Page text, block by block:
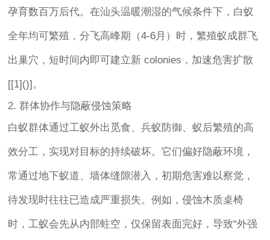
孕育数百万后代。在汕头温暖潮湿的气候条件下，白蚁
全年均可繁殖，分飞高峰期（4-6月）时，繁殖蚁成群飞
出巢穴，短时间内即可建立新 colonies，加速危害扩散
[[1]()]。
2. 群体协作与隐蔽侵蚀策略
白蚁群体通过工蚁外出觅食、兵蚁防御、蚁后繁殖的高
效分工，实现对目标的持续破坏。它们偏好隐蔽环境，
常通过地下蚁道、墙体缝隙潜入，初期危害难以察觉，
待发现时往往已造成严重损失。例如，侵蚀木质桌椅
时，工蚁会先从内部蛀空，仅保留表面完好，导致“外强